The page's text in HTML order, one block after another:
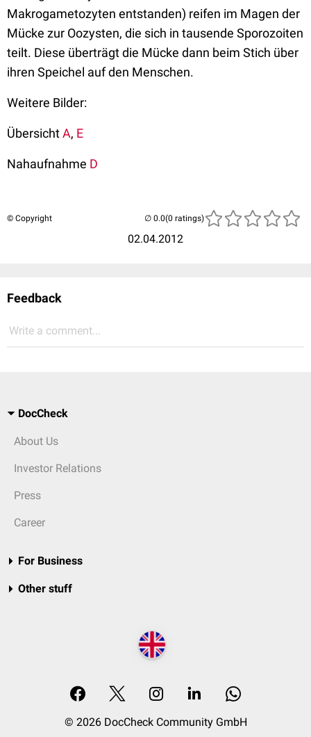
Makrogametozyten entstanden) reifen im Magen der
Mücke zur Oozysten, die sich in tausende Sporozoiten
teilt. Diese überträgt die Mücke dann beim Stich über
ihren Speichel auf den Menschen.
Weitere Bilder:
ÜbersichtA, E
Nahaufnahme D
© Copyright
02.04.2012
(0 ratings)
Feedback
Write a comment...
DocCheck
About Us
Investor Relations
Press
Career
For Business
Other stuff
© 2026 DocCheck Community GmbH